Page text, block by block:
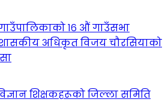
१६ औं गाउँसभा
अधिकृत विजय चौरसियाको
शिक्षकहरूको जिल्ला समिति